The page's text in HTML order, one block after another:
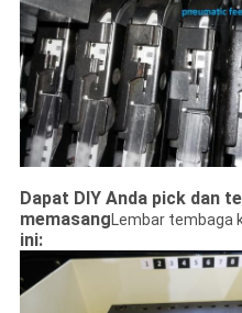
Dapat DIY Anda pick dan
memasangLembar tembaga
ini: